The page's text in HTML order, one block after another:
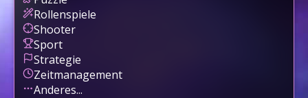
Rollenspiele
Shooter
Sport
Strategie
Zeitmanagement
Anderes...